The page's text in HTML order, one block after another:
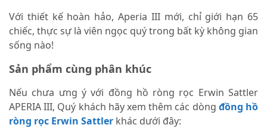
Với thiết kế hoàn hảo, Aperia III mới, chỉ giới hạn 65
chiếc, thực sự là viên ngọc quý trong bất kỳ không gian
sống nào!
Sản phẩm cùng phân khúc
Nếu chưa ưng ý với đồng hồ ròng rọc Erwin Sattler
APERIA III, Quý khách hãy xem thêm các dòng đồng hồ
ròng rọc Erwin Sattler khác dưới đây: